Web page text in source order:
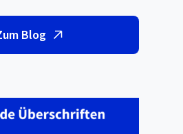
Blog